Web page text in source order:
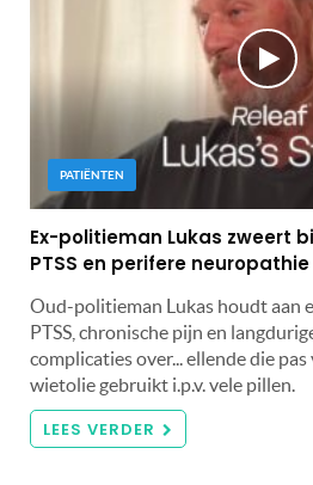
PATIËNTEN
Ex-politieman Lukas zweert
PTSS en perifere neuropathie
Oud-politieman Lukas houdt aan
PTSS, chronische pijn en
complicaties over... ellende die
wietolie gebruikt i.p.v. vele pillen.
LEES VERDER